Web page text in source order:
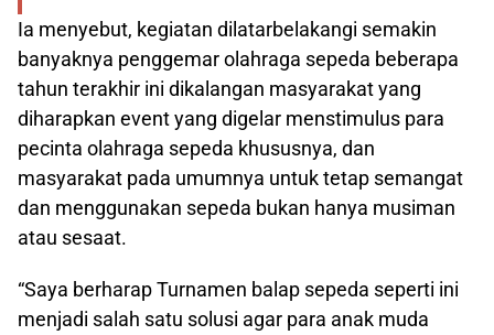
Ia menyebut, kegiatan dilatarbelakangi semakin
banyaknya penggemar olahraga sepeda beberapa
tahun terakhir ini dikalangan masyarakat yang
diharapkan event yang digelar menstimulus para
pecinta olahraga sepeda khususnya, dan
masyarakat pada umumnya untuk tetap semangat
dan menggunakan sepeda bukan hanya musiman
atau sesaat.
“Saya berharap Turnamen balap sepeda seperti ini
menjadi salah satu solusi agar para anak muda